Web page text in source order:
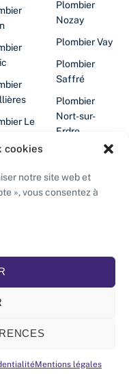
cookies
notre site web et
», vous consentez à
Mentions légales
Le
Plombier
Nozay
Plombier Vay
Plombier
Saffré
Plombier
Nort-sur-
Erdre
Plombier La